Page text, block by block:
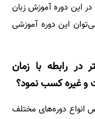
این دوره آموزش زبان
این دوره آموزشی
در رابطه با زمان
و غیره کسب نمود؟
انواع دوره‌های مختلف